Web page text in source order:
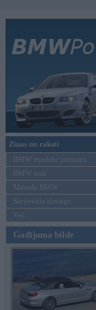
Ziņas un raksti
BMW modeļu jaunumi
BMW testi
Mēneša BMW
Sērijveida tūnings
Vel...
Gadījuma bilde